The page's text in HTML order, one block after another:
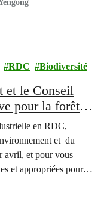
RDC Biodiversité
et le Conseil
pour la forêt
membres du
en
en RDC,
et du
avril, et pour vous
et appropriées pour
que le
prorogé indéfiniment.